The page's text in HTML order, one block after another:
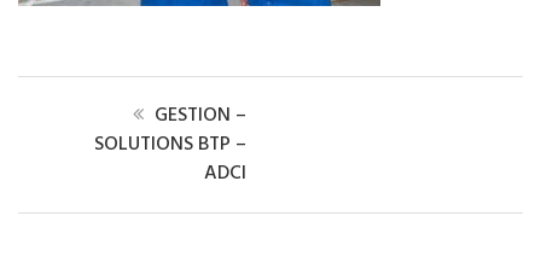
GESTION –
SOLUTIONS BTP –
ADCI